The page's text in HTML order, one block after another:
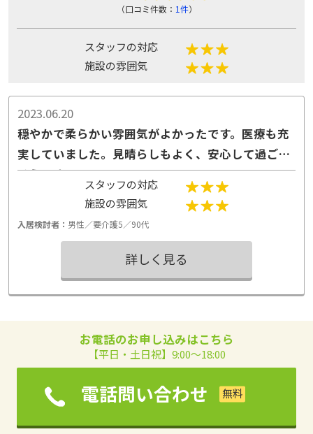
（口コミ件数： 1件）
スタッフの対応
施設の雰囲気
2023.06.20
穏やかで柔らかい雰囲気がよかったです。医療も充
実していました。見晴らしもよく、安心して過ごせ
そうです。
スタッフの対応
施設の雰囲気
入居検討者： 男性／要介護5／90代
詳しく見る
お電話のお申し込みはこちら
【平日・土日祝】9:00～18:00
電話問い合わせ